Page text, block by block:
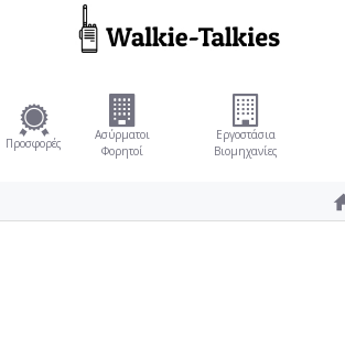
Προσφορές
Ασύρματοι
Φορητοί
Εργοστάσια
Βιομηχανίες